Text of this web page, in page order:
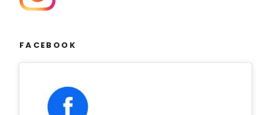
FACEBOOK